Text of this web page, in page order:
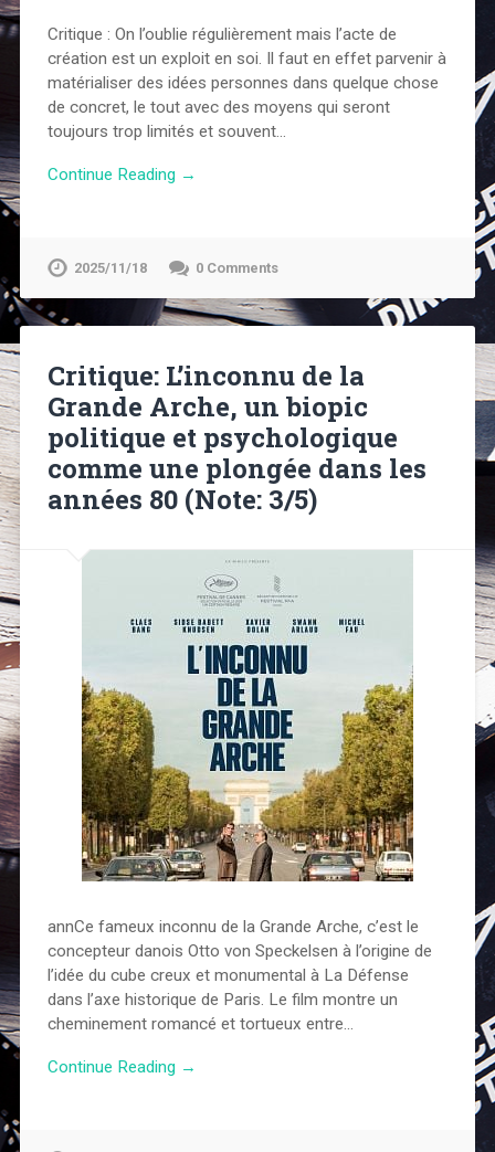
Critique : On l’oublie régulièrement mais l’acte de
création est un exploit en soi. Il faut en effet parvenir à
matérialiser des idées personnes dans quelque chose
de concret, le tout avec des moyens qui seront
toujours trop limités et souvent…
Continue Reading →
2025/11/18 0 Comments
Critique: L’inconnu de la
Grande Arche, un biopic
politique et psychologique
comme une plongée dans les
années 80 (Note: 3/5)
annCe fameux inconnu de la Grande Arche, c’est le
concepteur danois Otto von Speckelsen à l’origine de
l’idée du cube creux et monumental à La Défense
dans l’axe historique de Paris. Le film montre un
cheminement romancé et tortueux entre…
Continue Reading →